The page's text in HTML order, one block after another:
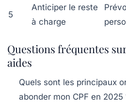
5
Anticiper le reste
à charge
Questions fréquentes
aides
Quels sont les principaux
abonder mon CPF en 2025